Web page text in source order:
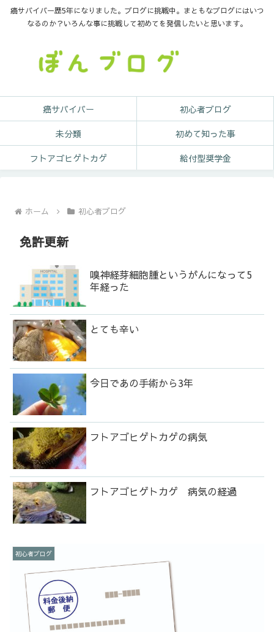
癌サバイバー歴5年になりました。ブログに挑戦中。まともなブログにはいつ
なるのか？いろんな事に挑戦して初めてを発信したいと思います。
癌サバイバー
初心者ブログ
未分類
初めて知った事
フトアゴヒゲトカゲ
給付型奨学金
ホーム 初心者ブログ
免許更新
嗅神経芽細胞腫というがんになって5
年経った
とても辛い
今日であの手術から3年
フトアゴヒゲトカゲの病気
フトアゴヒゲトカゲ 病気の経過
初心者ブログ